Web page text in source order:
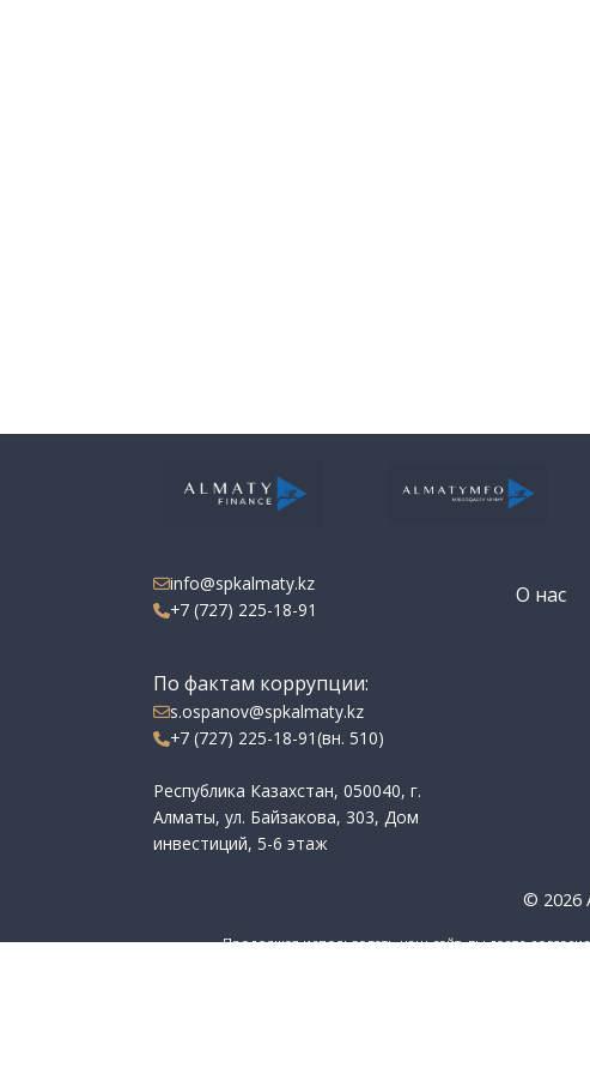
info@spkalmaty.kz
+7 (727) 225-18-91
О нас
По фактам коррупции:
s.ospanov@spkalmaty.kz
+7 (727) 225-18-91(вн. 510)
Республика Казахстан, 050040, г.
Алматы, ул. Байзакова, 303, Дом
инвестиций, 5-6 этаж
© 2026
Продолжая использовать наш сайт, вы даете